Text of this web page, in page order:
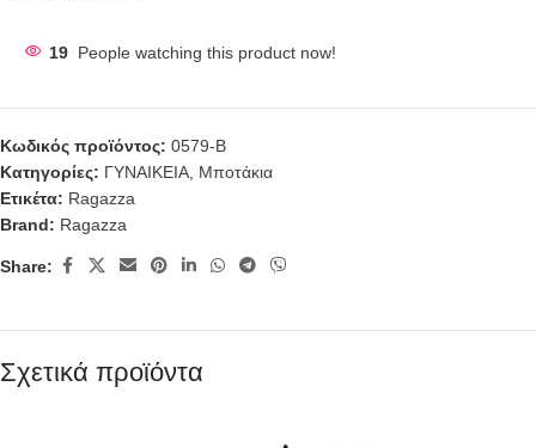
19 People watching this product now!
Κωδικός προϊόντος: 0579-B
Κατηγορίες: ΓΥΝΑΙΚΕΙΑ Μποτάκια
Ετικέτα: Ragazza
Brand: Ragazza
Share:
Σχετικά προϊόντα